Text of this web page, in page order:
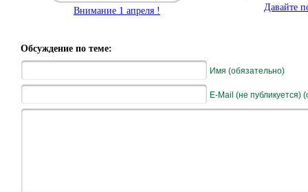
Внимание 1 апреля ! Давайте
Обсуждение по теме:
Имя (обязательно)
E-Mail (не публикуется)